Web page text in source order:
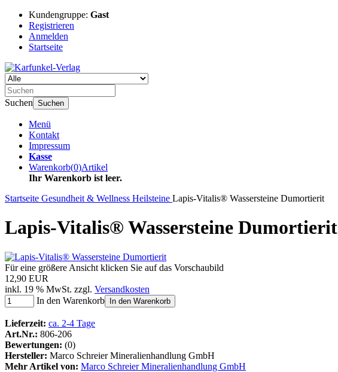
Kundengruppe: Gast
Registrieren
Anmelden
Startseite
Suchen Suchen
Menü
Kontakt
Impressum
Kasse
Warenkorb(0)Artikel
Ihr Warenkorb ist leer.
Startseite Gesundheit & Wellness Heilsteine Lapis-Vitalis® Wassersteine Dumortierit
Lapis-Vitalis® Wassersteine Dumortierit
Für eine größere Ansicht klicken Sie auf das Vorschaubild
12,90 EUR
inkl. 19 % MwSt. zzgl. Versandkosten
In den Warenkorb
In den Warenkorb
Lieferzeit: ca. 2-4 Tage
Art.Nr.: 806-206
Bewertungen: (0)
Hersteller: Marco Schreier Mineralienhandlung GmbH
Mehr Artikel von: Marco Schreier Mineralienhandlung GmbH